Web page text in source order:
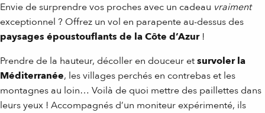
Envie de surprendre vos proches avec un cadeau vraiment
exceptionnel ? Offrez un vol en parapente au-dessus des
paysages époustouflants de la Côte d’Azur!
Prendre de la hauteur, décoller en douceur etsurvoler la
Méditerranée, les villages perchés en contrebas et les
montagnes au loin… Voilà de quoi mettre des paillettes dans
leurs yeux ! Accompagnés d’un moniteur expérimenté, ils